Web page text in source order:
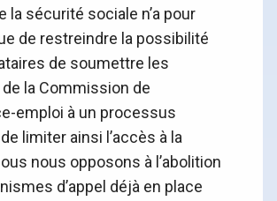
la sécurité sociale n’a pour
de restreindre la possibilité
de soumettre les
la Commission de
emploi à un processus
limiter ainsi l’accès à la
nous opposons à l’abolition
d’appel déjà en place